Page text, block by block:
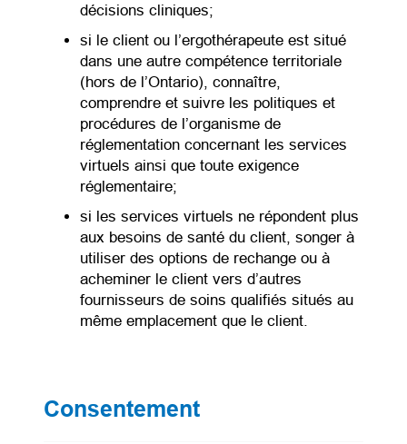
décisions cliniques;
si le client ou l’ergothérapeute est situé
dans une autre compétence territoriale
(hors de l’Ontario), connaître,
comprendre et suivre les politiques et
procédures de l’organisme de
réglementation concernant les services
virtuels ainsi que toute exigence
réglementaire;
si les services virtuels ne répondent plus
aux besoins de santé du client, songer à
utiliser des options de rechange ou à
acheminer le client vers d’autres
fournisseurs de soins qualifiés situés au
même emplacement que le client.
Consentement